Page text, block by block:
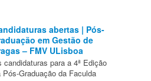
abertas | Pós-
em Gestão de
– FMV ULisboa
candidaturas para a 4ª Edição
Pós-Graduação da Faculda